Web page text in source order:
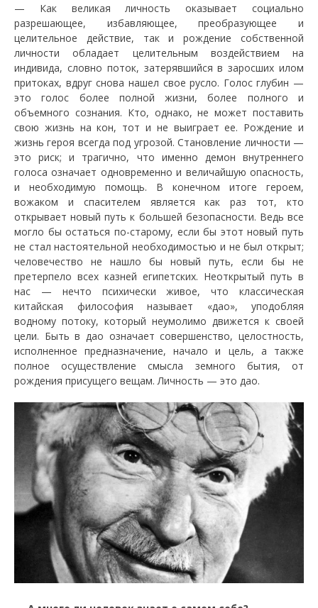
— Как великая личность оказывает социально
разрешающее, избавляющее, преобразующее и
целительное действие, так и рождение собственной
личности обладает целительным воздействием на
индивида, словно поток, затерявшийся в заросших илом
притоках, вдруг снова нашел свое русло. Голос глубин —
это голос более полной жизни, более полного и
объемного сознания. Кто, однако, не может поставить
свою жизнь на кон, тот и не выиграет ее. Рождение и
жизнь героя всегда под угрозой. Становление личности —
это риск; и трагично, что именно демон внутреннего
голоса означает одновременно и величайшую опасность,
и необходимую помощь. В конечном итоге героем,
вожаком и спасителем является как раз тот, кто
открывает новый путь к большей безопасности. Ведь все
могло бы остаться по-старому, если бы этот новый путь
не стал настоятельной необходимостью и не был открыт;
человечество не нашло бы новый путь, если бы не
претерпело всех казней египетских. Неоткрытый путь в
нас — нечто психически живое, что классическая
китайская философия называет «дао», уподобляя
водному потоку, который неумолимо движется к своей
цели. Быть в дао означает совершенство, целостность,
исполненное предназначение, начало и цель, а также
полное осуществление смысла земного бытия, от
рождения присущего вещам. Личность — это дао.